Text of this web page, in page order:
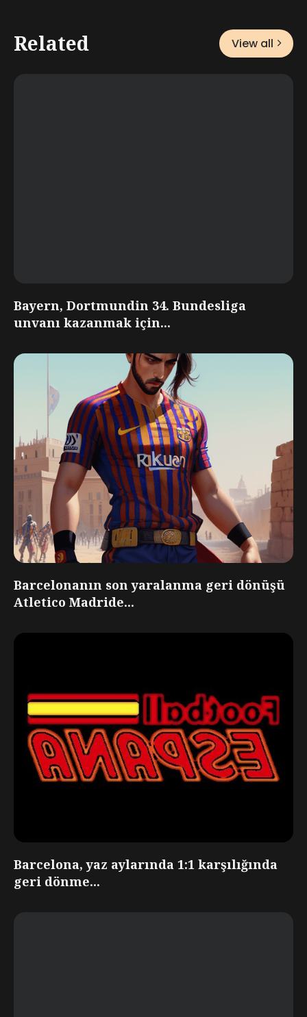
Related View all
Bayern, Dortmundin 34. Bundesliga
unvanı kazanmak için...
Barcelonanın son yaralanma geri dönüşü
Atletico Madride...
Barcelona, yaz aylarında 1:1 karşılığında
geri dönme...